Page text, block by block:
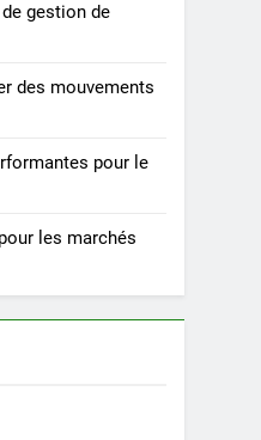
gestion de
des mouvements
pour le
les marchés